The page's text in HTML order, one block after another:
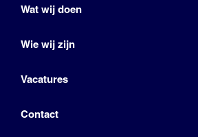
Wat wij doen
Wie wij zijn
Vacatures
Contact